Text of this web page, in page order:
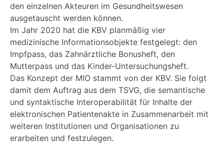
den einzelnen Akteuren im Gesundheitswesen
ausgetauscht werden können.
Im Jahr 2020 hat die KBV planmäßig vier
medizinische Informationsobjekte festgelegt: den
Impfpass, das Zahnärztliche Bonusheft, den
Mutterpass und das Kinder-Untersuchungsheft.
Das Konzept der MIO stammt von der KBV. Sie folgt
damit dem Auftrag aus dem TSVG, die semantische
und syntaktische Interoperabilität für Inhalte der
elektronischen Patientenakte in Zusammenarbeit mit
weiteren Institutionen und Organisationen zu
erarbeiten und festzulegen.